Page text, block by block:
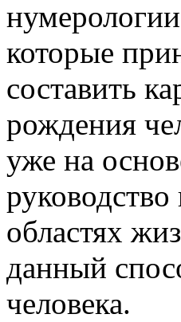
которые
составить
рождения
уже на
областях
данный
человека.